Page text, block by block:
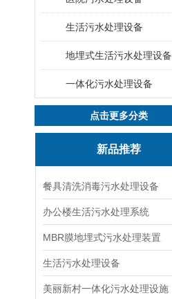
生活污水处理设备
地埋式生活污水处理设备
一体化污水处理设备
点击更多分类
新品推荐
餐具清洗消毒污水处理设备
办公楼生活污水处理系统
MBR膜地埋式污水处理装置
生活污水处理设备
美丽新村一体化污水处理设施